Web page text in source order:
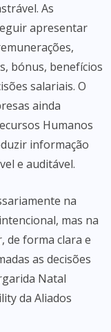
As
apresentar
bónus, benefícios
salariais. O
ainda
Humanos
informação
e auditável.
na
mas na
de forma clara e
as decisões
Natal
da Aliados